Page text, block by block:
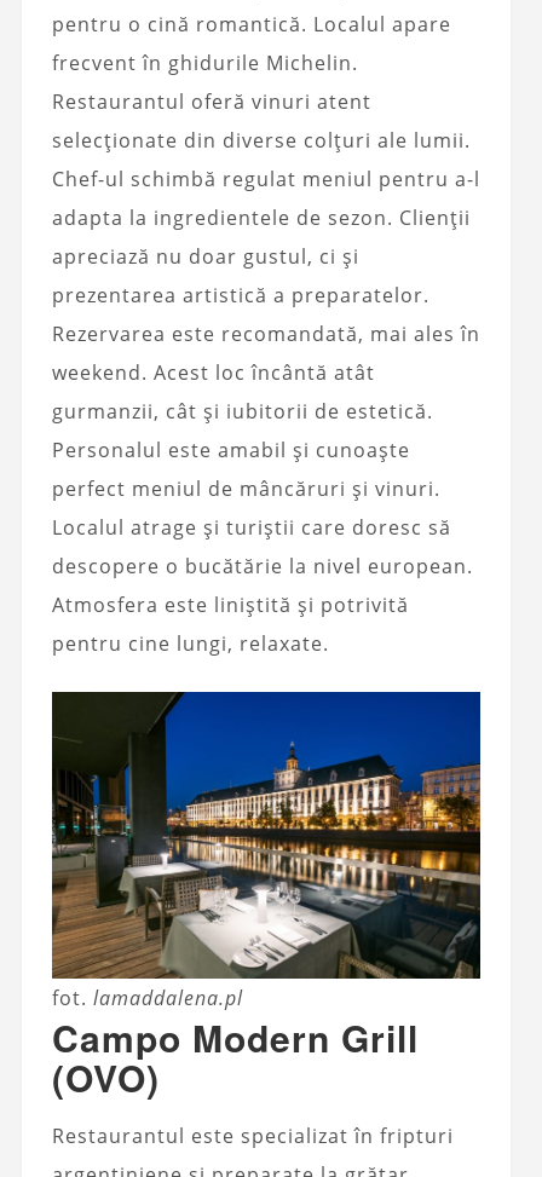
pentru o cină romantică. Localul apare
frecvent în ghidurile Michelin.
Restaurantul oferă vinuri atent
selecționate din diverse colțuri ale lumii.
Chef-ul schimbă regulat meniul pentru a-l
adapta la ingredientele de sezon. Clienții
apreciază nu doar gustul, ci și
prezentarea artistică a preparatelor.
Rezervarea este recomandată, mai ales în
weekend. Acest loc încântă atât
gurmanzii, cât și iubitorii de estetică.
Personalul este amabil și cunoaște
perfect meniul de mâncăruri și vinuri.
Localul atrage și turiștii care doresc să
descopere o bucătărie la nivel european.
Atmosfera este liniștită și potrivită
pentru cine lungi, relaxate.
fot. lamaddalena.pl
Campo Modern Grill
(OVO)
Restaurantul este specializat în fripturi